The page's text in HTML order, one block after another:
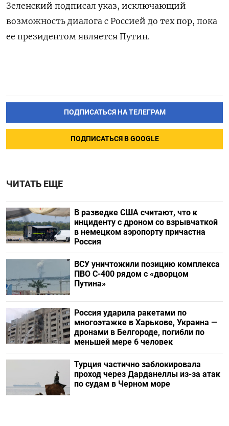
Зеленский подписал указ, исключающий
возможность диалога с Россией до тех пор, пока
ее президентом является Путин.
ПОДПИСАТЬСЯ НА ТЕЛЕГРАМ
ПОДПИСАТЬСЯ В GOOGLE
ЧИТАТЬ ЕЩЕ
В разведке США считают, что к
инциденту с дроном со взрывчаткой
в немецком аэропорту причастна
Россия
ВСУ уничтожили позицию комплекса
ПВО С-400 рядом с «дворцом
Путина»
Россия ударила ракетами по
многоэтажке в Харькове, Украина —
дронами в Белгороде, погибли по
меньшей мере 6 человек
Турция частично заблокировала
проход через Дарданеллы из-за атак
по судам в Черном море